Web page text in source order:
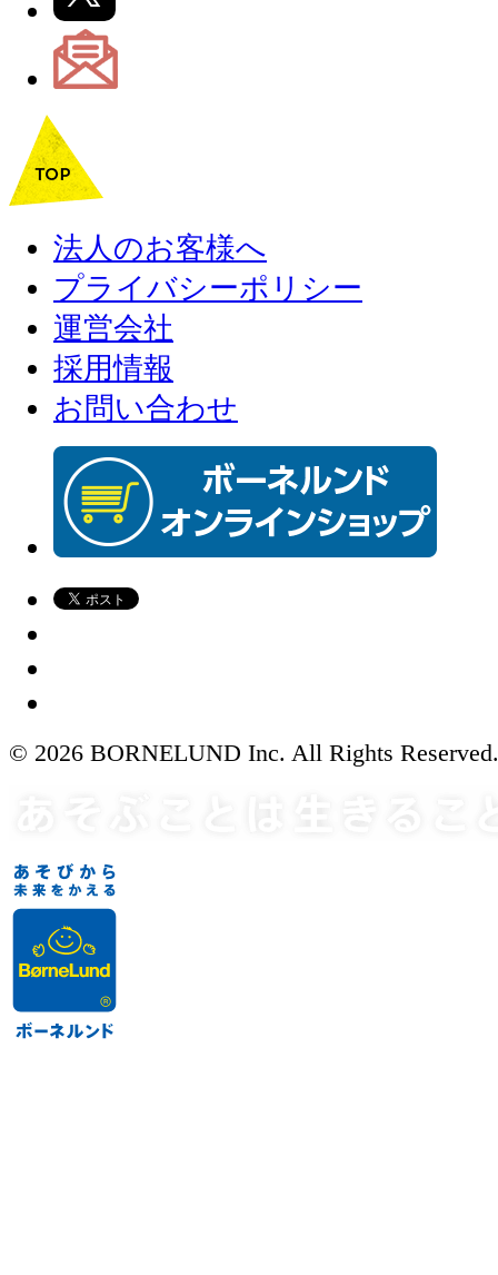
法人のお客様へ
プライバシーポリシー
運営会社
採用情報
お問い合わせ
© 2026 BORNELUND Inc. All Rights Reserved.